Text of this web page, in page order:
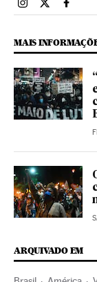
Brasil El País
Brasil El
Brasil
MAIS
ARQUIVADO EM